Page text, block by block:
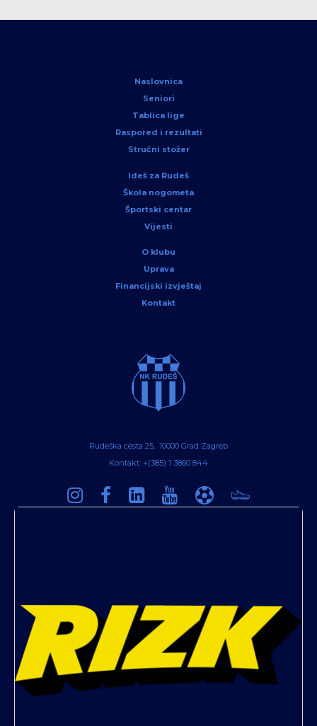
Naslovnica
Seniori
Tablica lige
Raspored i rezultati
Stručni stožer
Ideš za Rudeš
Škola nogometa
Športski centar
Vijesti
O klubu
Uprava
Financijski izvještaj
Kontakt
Rudeška cesta 25, 10000 Grad Zagreb
Kontakt: +(385) 1 3860 844